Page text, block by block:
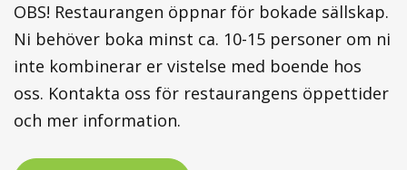
OBS! Restaurangen öppnar för bokade sällskap.
Ni behöver boka minst ca. 10-15 personer om ni
inte kombinerar er vistelse med boende hos
oss. Kontakta oss för restaurangens öppettider
och mer information.